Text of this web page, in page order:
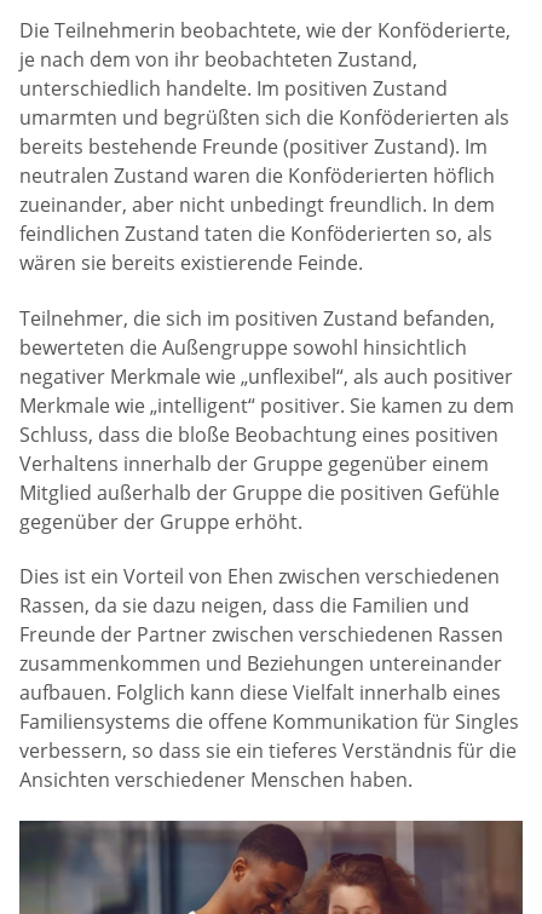
Die Teilnehmerin beobachtete, wie der Konföderierte,
je nach dem von ihr beobachteten Zustand,
unterschiedlich handelte. Im positiven Zustand
umarmten und begrüßten sich die Konföderierten als
bereits bestehende Freunde (positiver Zustand). Im
neutralen Zustand waren die Konföderierten höflich
zueinander, aber nicht unbedingt freundlich. In dem
feindlichen Zustand taten die Konföderierten so, als
wären sie bereits existierende Feinde.
Teilnehmer, die sich im positiven Zustand befanden,
bewerteten die Außengruppe sowohl hinsichtlich
negativer Merkmale wie „unflexibel“, als auch positiver
Merkmale wie „intelligent“ positiver. Sie kamen zu dem
Schluss, dass die bloße Beobachtung eines positiven
Verhaltens innerhalb der Gruppe gegenüber einem
Mitglied außerhalb der Gruppe die positiven Gefühle
gegenüber der Gruppe erhöht.
Dies ist ein Vorteil von Ehen zwischen verschiedenen
Rassen, da sie dazu neigen, dass die Familien und
Freunde der Partner zwischen verschiedenen Rassen
zusammenkommen und Beziehungen untereinander
aufbauen. Folglich kann diese Vielfalt innerhalb eines
Familiensystems die offene Kommunikation für Singles
verbessern, so dass sie ein tieferes Verständnis für die
Ansichten verschiedener Menschen haben.